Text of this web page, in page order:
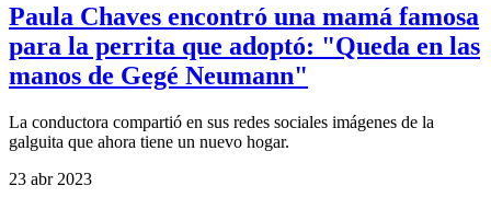
Paula Chaves encontró una mamá famosa
para la perrita que adoptó: "Queda en las
manos de Gegé Neumann"
La conductora compartió en sus redes sociales imágenes de la
galguita que ahora tiene un nuevo hogar.
23 abr 2023